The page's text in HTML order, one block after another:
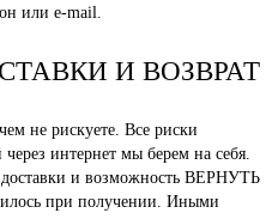
или e-mail.
И ВОЗВРАТ
не рискуете. Все риски
интернет мы берем на себя.
и возможность ВЕРНУТЬ
при получении. Иными